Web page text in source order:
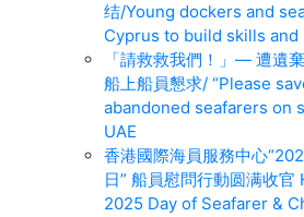
结/Young dockers and
Cyprus to build skills
「請救救我們！」— 遭遺
船上船員懇求/ “Please
abandoned seafarers on
UAE
香港國際海員服務中心
日” 船員慰問行動圆满收
2025 Day of Seafarer &